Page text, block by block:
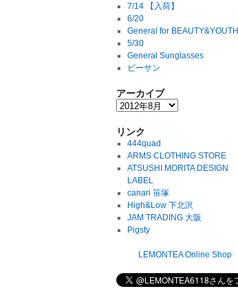
7/14 【入荷】
6/20
General for BEAUTY&YOUTH
5/30
General Sunglasses
ビーサン
アーカイブ
リンク
444quad
ARMS CLOTHING STORE
ATSUSHI MORITA DESIGN
LABEL
canari 笹塚
High&Low 下北沢
JAM TRADING 大阪
Pigsty
LEMONTEA Online Shop